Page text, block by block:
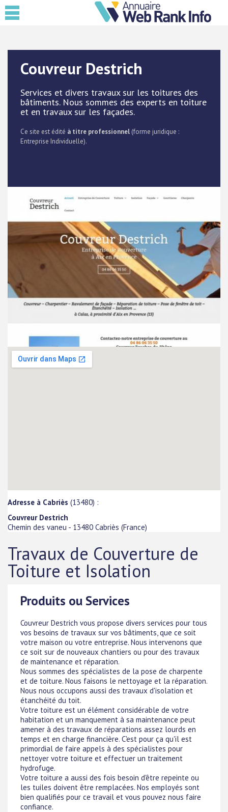
Couvreur Destrich
Services et divers travaux sur les toitures des
bâtiments. Nous sommes des experts en toiture
et en travaux sur les façades.
Ce site est édité à titre professionnel (forme juridique :
Entreprise Individuelle).
Adresse à Cabriès (13480) :
Couvreur Destrich
Chemin des vaneu - 13480 Cabriès (France)
Travaux de Couverture de
Toiture et Isolation
Produits ou Services
Couvreur Destrich vous propose divers services pour tous
vos besoins de travaux sur vos bâtiments, que ce soit
votre maison ou votre entreprise. Nous intervenons que
ce soit sur de nouveaux chantiers ou pour des travaux
de maintenance et réparation.
Nous sommes des spécialistes de la pose de charpente
et de toiture. Nous faisons le nettoyage et la réparation.
Nous nous occupons aussi des travaux d'isolation et
étanchéité du toit.
Votre toiture est un élément considérable de votre
habitation et un manquement à sa maintenance peut
amener à des travaux de réparations assez lourds en
temps et en charge financière. C'est pour ça qu'il est
primordial de faire appels à des spécialistes pour
nettoyer votre toiture et effectuer un traitement
hydrofuge.
Votre toiture a aussi des fois besoin d'être repeinte ou
les tuiles doivent être remplacées. Nos employés sont
bien qualifiés pour ce travail et vous pouvez nous faire
confiance.